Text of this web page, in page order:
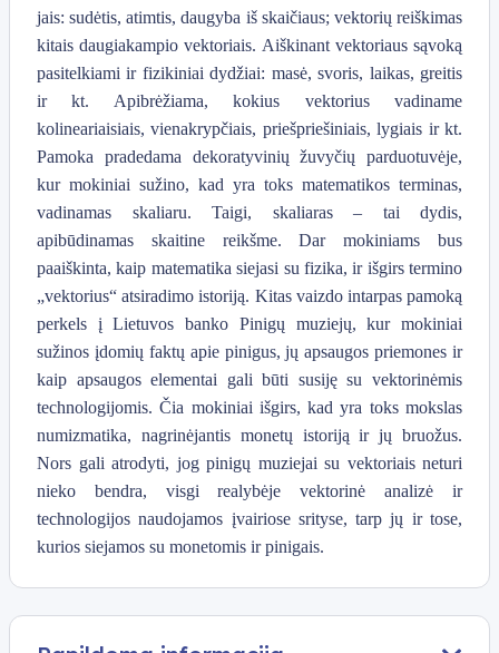
jais: sudėtis, atimtis, daugyba iš skaičiaus; vektorių reiškimas
kitais daugiakampio vektoriais. Aiškinant vektoriaus sąvoką
pasitelkiami ir fizikiniai dydžiai: masė, svoris, laikas, greitis
ir kt. Apibrėžiama, kokius vektorius vadiname
kolineariaisiais, vienakrypčiais, priešpriešiniais, lygiais ir kt.
Pamoka pradedama dekoratyvinių žuvyčių parduotuvėje,
kur mokiniai sužino, kad yra toks matematikos terminas,
vadinamas skaliaru. Taigi, skaliaras – tai dydis,
apibūdinamas skaitine reikšme. Dar mokiniams bus
paaiškinta, kaip matematika siejasi su fizika, ir išgirs termino
„vektorius“ atsiradimo istoriją. Kitas vaizdo intarpas pamoką
perkels į Lietuvos banko Pinigų muziejų, kur mokiniai
sužinos įdomių faktų apie pinigus, jų apsaugos priemones ir
kaip apsaugos elementai gali būti susiję su vektorinėmis
technologijomis. Čia mokiniai išgirs, kad yra toks mokslas
numizmatika, nagrinėjantis monetų istoriją ir jų bruožus.
Nors gali atrodyti, jog pinigų muziejai su vektoriais neturi
nieko bendra, visgi realybėje vektorinė analizė ir
technologijos naudojamos įvairiose srityse, tarp jų ir tose,
kurios siejamos su monetomis ir pinigais.